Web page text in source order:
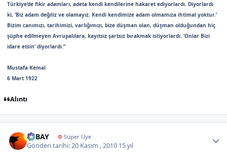
Türkiye’de fikir adamları, adeta kendi kendilerine hakaret ediyorlardı. Diyorlardı
ki, ‘Biz adam değiliz ve olamayız. Kendi kendimize adam olmamıza ihtimal yoktur.’
Bizim canımızı, tarihimizi, varlığımızı, bize düşman olan, düşman olduğundan hiç
şüphe edilmeyen Avrupalılara, kayıtsız şartsız bırakmak istiyorlardı. ‘Onlar Bizi
idare etsin’ diyorlardı.”
Mustafa Kemal
6 Mart 1922
Alıntı
ERBAY ΦSüper Üye
Gönderi tarihi:20 Kasım , 2010 15 yıl